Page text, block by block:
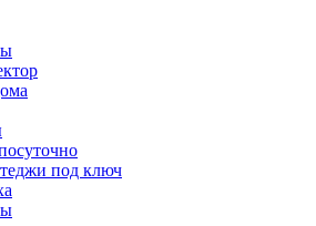
под ключ